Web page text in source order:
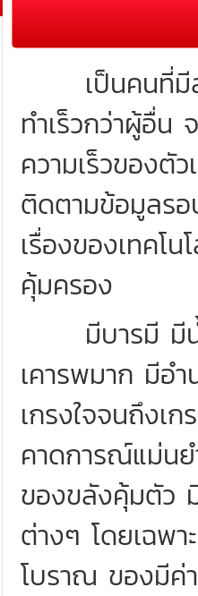
เป็นคนที่มีส
ทำเร็วกว่าผู้อื่น
ความเร็วของตั
ติดตามข้อมูลรอ
เรื่องของเทคโ
คุ้มครอง
มีบารมี มีน้ำ
เคารพมาก มีอ
เกรงใจจนถึงเ
คาดการณ์แม่น
ของขลังคุ้มตัว
ต่างๆ โดยเฉพ
โบราณ ของมีค่